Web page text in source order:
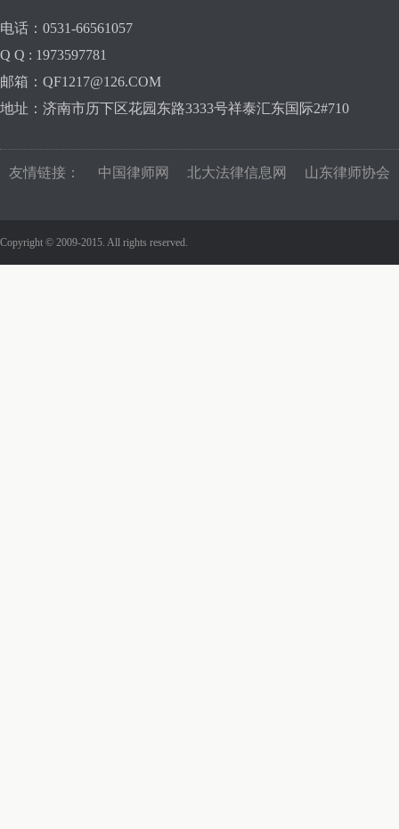
电话：0531-66561057
Q Q : 1973597781
邮箱：QF1217@126.COM
地址：济南市历下区花园东路3333号祥泰汇东国际2#710
友情链接： 中国律师网 北大法律信息网 山东律师协会
Copyright © 2009-2015. All rights reserved.